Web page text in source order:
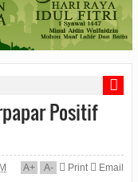
Positif
A+ A- Print
Email